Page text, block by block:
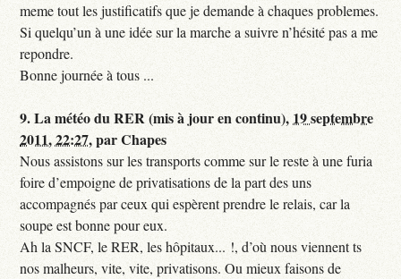
meme tout les justificatifs que je demande à chaques problemes.
Si quelqu’un à une idée sur la marche a suivre n’hésité pas a me
repondre.
Bonne journée à tous ...
9.La météo du RER (mis à jour en continu), 19 septembre
2011, 22:27,parChapes
Nous assistons sur les transports comme sur le reste à une furia
foire d’empoigne de privatisations de la part des uns
accompagnés par ceux qui espèrent prendre le relais, car la
soupe est bonne pour eux.
Ah la SNCF, le RER, les hôpitaux... !, d’où nous viennent ts
nos malheurs, vite, vite, privatisons. Ou mieux faisons de